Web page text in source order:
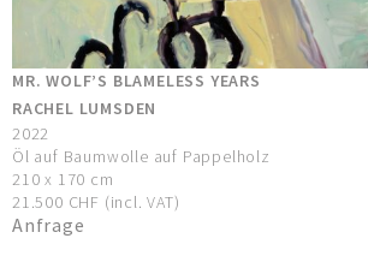
MR. WOLF’S BLAMELESS YEARS
RACHEL LUMSDEN
2022
Öl auf Baumwolle auf Pappelholz
210 x 170 cm
21.500 CHF (incl. VAT)
Anfrage